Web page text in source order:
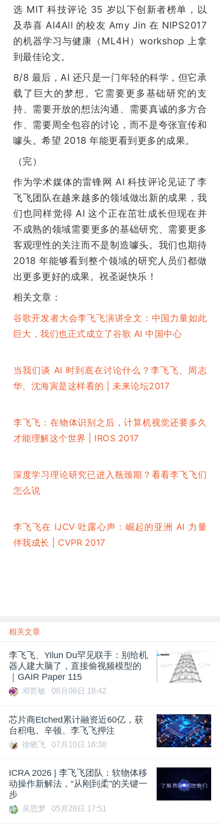
选 MIT 科技评论 35 岁以下创新者榜单，以
及恭喜 AI4All 的校友 Amy Jin 在 NIPS2017
的机器学习与健康（ML4H）workshop 上拿
到最佳论文。
8/8 最后，AI 还只是一门年轻的科学，但它承
载了巨大的梦想。它需要更多基础研究的支
持、需要开放的想法沟通、需要真诚的多方合
作、需要周全包容的讨论，而不是夸张宣传和
噱头。希望 2018 年能更看到更多的成果。
（完）
作为学术媒体的雷锋网 AI 科技评论见证了李
飞飞团队在越来越多的领域做出新的成果，我
们也同样觉得 AI 这个正在茁壮成长但现在并
不成熟的领域需要更多的基础研究、需要更多
客观理性的关注而不是制造噱头。我们也期待
2018 年能够看到整个领域的研究人员们都做
出更多更好的成果。祝圣诞快乐！
相关文章：
谷歌开发者大会李飞飞演讲全文：中国力量如此
巨大，我们也正式成立了谷歌 AI 中国中心
当我们谈 AI 时到底在讨论什么？李飞飞、周志
华、沈海寅是这样看的 | 未来论坛2017
李飞飞：在物体识别之后，计算机视觉还要多久
才能理解这个世界 | IROS 2017
深度学习理论研究已进入瓶颈期？看看李飞飞们
怎么说
李飞飞在 IJCV 吐露心声：崛起的亚洲 AI 力量
伴我成长 | CVPR 2017
相关文章
李飞飞、Yilun Du罕见联手：别给机
器人建大脑了，直接偷视频模型的
｜GAIR Paper 115
邓哲敏 08月06日 18:42
芯片商Etched累计融资近60亿，获
台积电、辛顿、李飞飞押注
徐晓飞 07月10日 16:38
ICRA 2026 | 李飞飞团队：软物体移
动操作新解法，“从刚到柔”的关键一
步
吴思梦 05月28日 17:51